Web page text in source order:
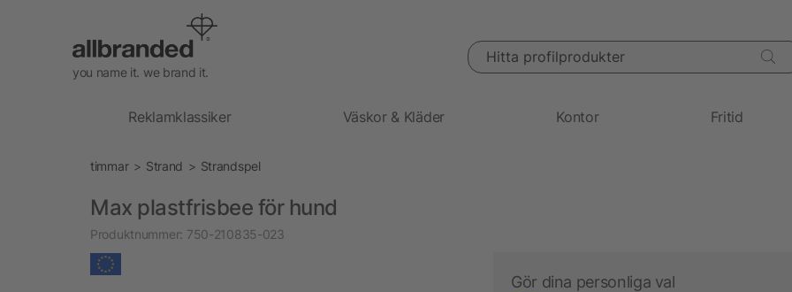
you name it. we brand it.
Hitta profilprodukter
Reklamklassiker Väskor & Kläder Kontor Fritid
timmar Strand Strandspel
Max plastfrisbee för hund
Produktnummer: 750-210835-023
Gör dina personliga val